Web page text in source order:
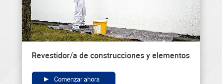
Revestidor/a de construcciones y elementos
Comenzar ahora